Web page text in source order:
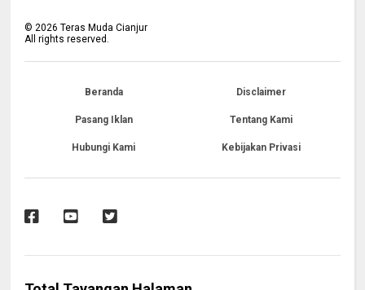
©2026 Teras Muda Cianjur
All rights reserved.
Beranda Disclaimer
Pasang Iklan Tentang Kami
Hubungi Kami Kebijakan Privasi